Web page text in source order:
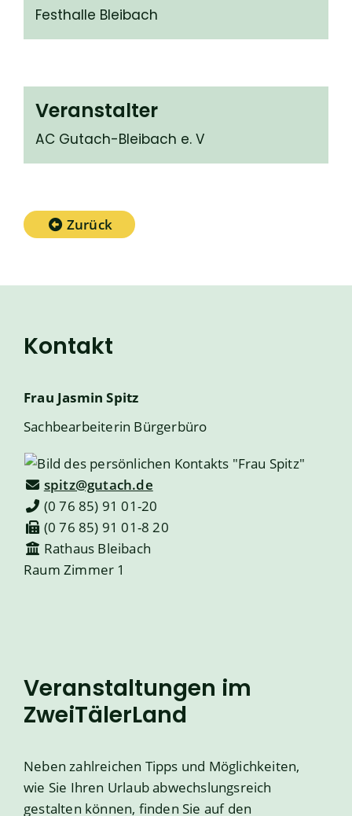
Festhalle Bleibach
Veranstalter
AC Gutach-Bleibach e. V
Zurück
Kontakt
Frau Jasmin Spitz
Sachbearbeiterin Bürgerbüro
spitz@gutach.de
(0 76 85) 91 01-20
(0 76 85) 91 01-8 20
Rathaus Bleibach
Raum Zimmer 1
Veranstaltungen im
ZweiTälerLand
Neben zahlreichen Tipps und Möglichkeiten,
wie Sie Ihren Urlaub abwechslungsreich
gestalten können, finden Sie auf den